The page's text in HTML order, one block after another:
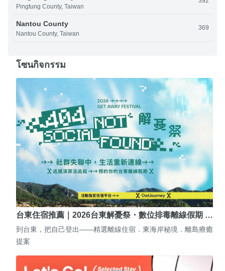
Pingtung County, Taiwan
Nantou County
Nantou County, Taiwan
369
โซนกิจกรรม
台東住宿推薦｜2026台東解憂祭・數位排毒離線假期 …
到台東，把自己登出——精選離線住宿．東海岸秘境．離島療癒
提案